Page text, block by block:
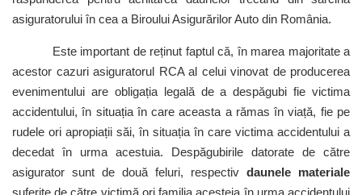
asiguratorului în cea a Biroului Asigurărilor Auto din România.
Este important de reținut faptul că, în marea majoritate a
acestor cazuri asiguratorul RCA al celui vinovat de producerea
evenimentului are obligația legală de a despăgubi fie victima
accidentului, în situația în care aceasta a rămas în viață, fie pe
rudele ori apropiații săi, în situația în care victima accidentului a
decedat în urma acestuia. Despăgubirile datorate de către
asigurator sunt de două feluri, respectiv daunele materiale
suferite de către victimă ori familia acesteia în urma accidentului